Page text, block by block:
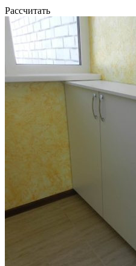
Рассчитать